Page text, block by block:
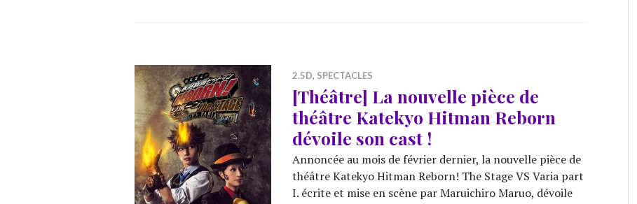
2.5D, SPECTACLES
[Théâtre] La nouvelle pièce de
théâtre Katekyo Hitman Reborn
dévoile son cast !
Annoncée au mois de février dernier, la nouvelle pièce de
théâtre Katekyo Hitman Reborn! The Stage VS Varia part
I. écrite et mise en scène par Maruichiro Maruo, dévoile